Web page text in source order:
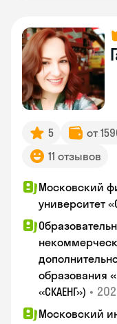
5 от
11 отзывов
Московский
университет
образования
«СКАЕНГ») •
Московский